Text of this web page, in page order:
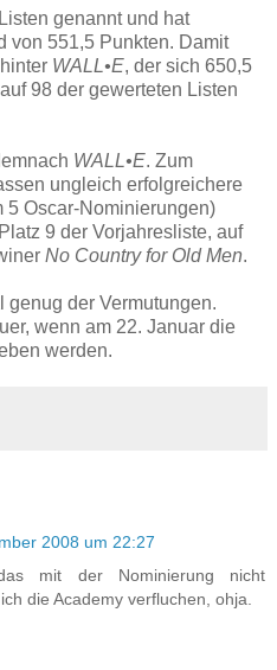
genannt und hat
von 551,5 Punkten. Damit
WALL•E, der sich 650,5
98 der gewerteten Listen
WALL•E. Zum
ungleich erfolgreichere
5 Oscar-Nominierungen)
9 der Vorjahresliste, auf
No Country for Old Men.
genug der Vermutungen.
wenn am 22. Januar die
werden.
2008 um 22:27
mit der Nominierung nicht
die Academy verfluchen, ohja.